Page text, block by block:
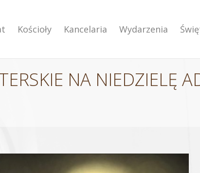
Kościoły Kancelaria Wydarzenia
NA NIEDZIELĘ